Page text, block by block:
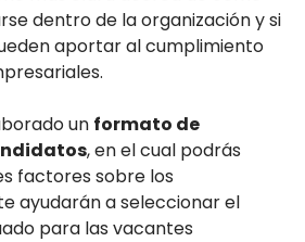
dentro de la organización y si
aportar al cumplimiento
un formato de
, en el cual podrás
factores sobre los
ayudarán a seleccionar el
para las vacantes